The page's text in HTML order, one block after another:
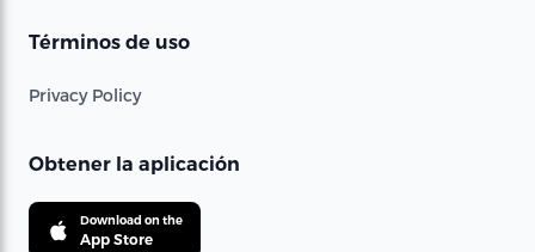
Términos de uso
Privacy Policy
Obtener la aplicación
Download on the
App Store